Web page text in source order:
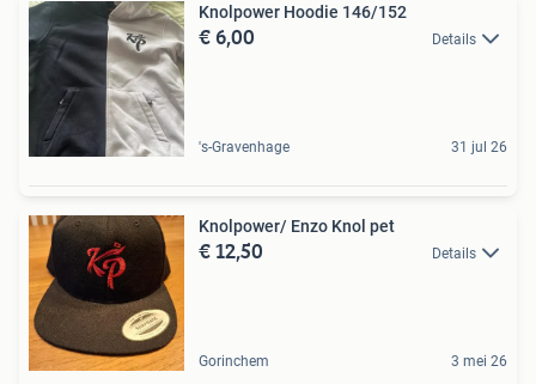
Knolpower Hoodie 146/152
€ 6,00 Details
's-Gravenhage 31 jul 26
Knolpower/ Enzo Knol pet
€ 12,50 Details
Gorinchem 3 mei 26